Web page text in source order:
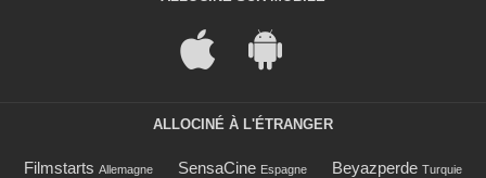
ALLOCINÉ À L'ÉTRANGER
Filmstarts Allemagne SensaCine Espagne Beyazperde Turquie